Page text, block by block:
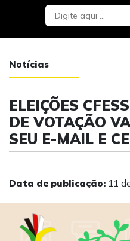
Notícias
ELEIÇÕES
DE VOTAÇÃO
SEU E-MAIL E
Data de publicação: 11